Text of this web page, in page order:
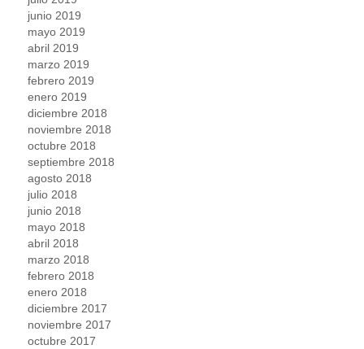
junio 2019
mayo 2019
abril 2019
marzo 2019
febrero 2019
enero 2019
diciembre 2018
noviembre 2018
octubre 2018
septiembre 2018
agosto 2018
julio 2018
junio 2018
mayo 2018
abril 2018
marzo 2018
febrero 2018
enero 2018
diciembre 2017
noviembre 2017
octubre 2017